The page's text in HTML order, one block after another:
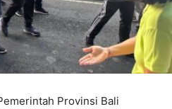
Provinsi Bali